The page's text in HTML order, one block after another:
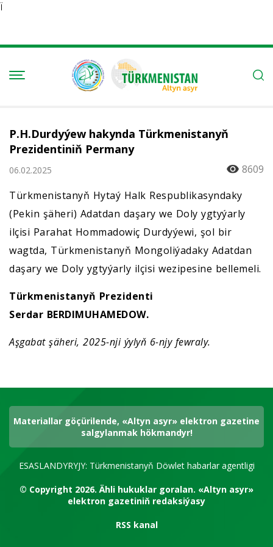
Ï
P.H.Durdyýew hakynda Türkmenistanyň
Prezidentiniň Permany
06.02.2025
8609
Türkmenistanyň Hytaý Halk Respublikasyndaky
(Pekin şäheri) Adatdan daşary we Doly ygtyýarly
ilçisi Parahat Hommadowiç Durdyýewi, şol bir
wagtda, Türkmenistanyň Mongoliýadaky Adatdan
daşary we Doly ygtyýarly ilçisi wezipesine bellemeli.
Türkmenistanyň Prezidenti
Serdar BERDIMUHAMEDOW.
Aşgabat şäheri, 2025-nji ýylyň 6-njy fewraly.
Materiallar göçürilende, «Altyn asyr» elektron gazetine
salgylanmak hökmandyr!
ESASLANDYRYJY: Türkmenistanyň Döwlet habarlar agentligi
© Copyright 2026.Ähli hukuklar goralan. «Altyn asyr»
elektron gazetiniň redaksiýasy
RSS kanal